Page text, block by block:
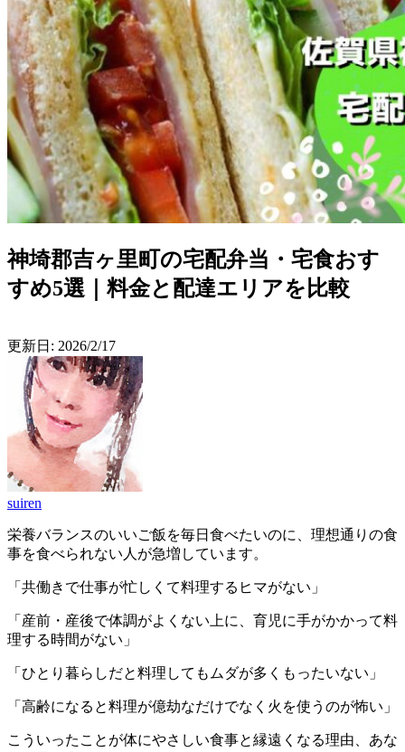
神埼郡吉ヶ里町の宅配弁当・宅食おす
すめ5選｜料金と配達エリアを比較
更新日: 2026/2/17
suiren
栄養バランスのいいご飯を毎日食べたいのに、理想通りの食
事を食べられない人が急増しています。
「共働きで仕事が忙しくて料理するヒマがない」
「産前・産後で体調がよくない上に、育児に手がかかって料
理する時間がない」
「ひとり暮らしだと料理してもムダが多くもったいない」
「高齢になると料理が億劫なだけでなく火を使うのが怖い」
こういったことが体にやさしい食事と縁遠くなる理由、あな